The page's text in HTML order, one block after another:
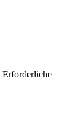
Erforderliche